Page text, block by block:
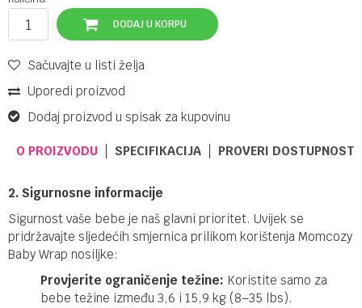
DODAJ U KORPU
Sačuvajte u listi želja
Uporedi proizvod
Dodaj proizvod u spisak za kupovinu
O PROIZVODU SPECIFIKACIJA PROVERI DOSTUPNOST
2. Sigurnosne informacije
Sigurnost vaše bebe je naš glavni prioritet. Uvijek se
pridržavajte sljedećih smjernica prilikom korištenja Momcozy
Baby Wrap nosiljke:
Provjerite ograničenje težine: Koristite samo za
bebe težine između 3,6 i 15,9 kg (8–35 lbs).